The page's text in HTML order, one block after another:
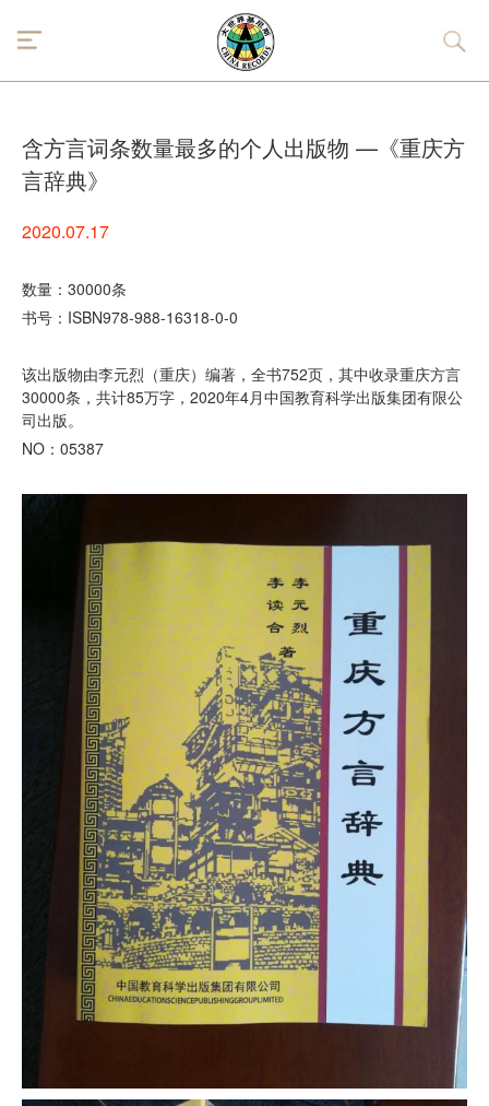
含方言词条数量最多的个人出版物 —《重庆方
言辞典》
2020.07.17
数量：30000条
书号：ISBN978-988-16318-0-0
该出版物由李元烈（重庆）编著，全书752页，其中收录重庆方言
30000条，共计85万字，2020年4月中国教育科学出版集团有限公
司出版。
NO：05387